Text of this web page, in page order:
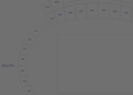
309
310
110
108 107 106 105 104 103
114
112
111
116
SOUTH